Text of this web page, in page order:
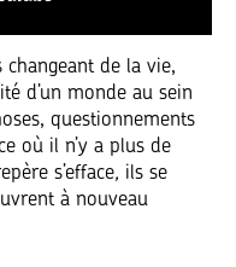
de la vie,
d’un monde au sein
questionnements
où il n’y a plus de
s’efface, ils se
à nouveau